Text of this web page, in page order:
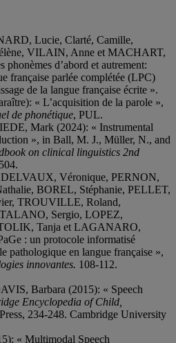
Lucie, Clarté, Camille,
VILAIN, Anne et MACHART,
phonèmes d’abord et autrement:
française parlée complétée (LPC)
de la langue française écrite ».
« L’acquisition de la parole »,
de phonétique, PUL.
Mark (2024): « Instrumental
», in Ball, M. J., Müller, N., and
on clinical linguistics 2nd
Véronique, PERNON,
BOREL, Stéphanie, PELLET,
TROUVILLE, Roland,
Sergio, LOPEZ,
Tanja et LAGANARO,
: un protocole informatisé
pathologique en langue française »,
innovantes. 108-112.
Barbara (2015): « Speech
Encyclopedia of Child,
234-248. Cambridge University
« Multimodal Speech